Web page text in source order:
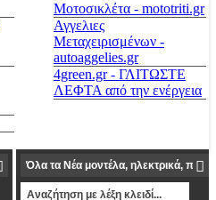
Μοτοσικλέτα - mototriti.gr
Αγγελιες
Μεταχειρισμένων -
autoaggelies.gr
4green.gr - ΓΛΙΤΩΣΤΕ
ΛΕΦΤΑ από την ενέργεια